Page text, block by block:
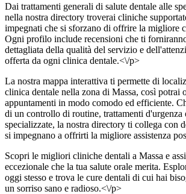
Dai trattamenti generali di salute dentale alle
nella nostra directory troverai cliniche
impegnati che si sforzano di offrire la migliore
Ogni profilo include recensioni che ti
dettagliata della qualità del servizio e
offerta da ogni clinica dentale.<\/p>
La nostra mappa interattiva ti permette di
clinica dentale nella zona di Massa, così potrai
appuntamenti in modo comodo ed efficiente.
di un controllo di routine, trattamenti d'urgenza
specializzate, la nostra directory ti collega con
si impegnano a offrirti la migliore assistenza
Scopri le migliori cliniche dentali a Massa e
eccezionale che la tua salute orale merita.
oggi stesso e trova le cure dentali di cui hai
un sorriso sano e radioso.<\/p>